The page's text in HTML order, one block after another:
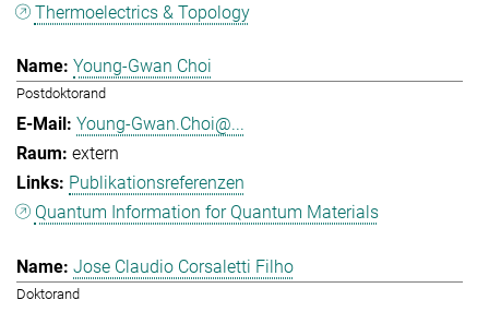
Thermoelectrics & Topology
Young-Gwan Choi
Postdoktorand
Young-Gwan.Choi@...
extern
Publikationsreferenzen
Quantum Information for Quantum Materials
Jose Claudio Corsaletti Filho
Doktorand